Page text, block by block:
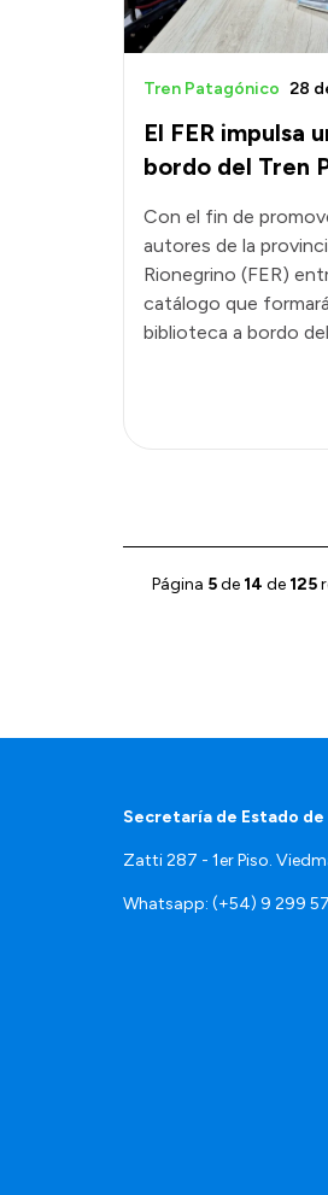
El FER impulsa
bordo del Tren
Tren Patagónico 28
Con el fin de
autores de la
Rionegrino (FER)
catálogo que
biblioteca a bordo
Página 5de 14 de 125
Secretaría de Estado
Zatti 287 - 1er Piso.
Whatsapp: (+54) 9 299